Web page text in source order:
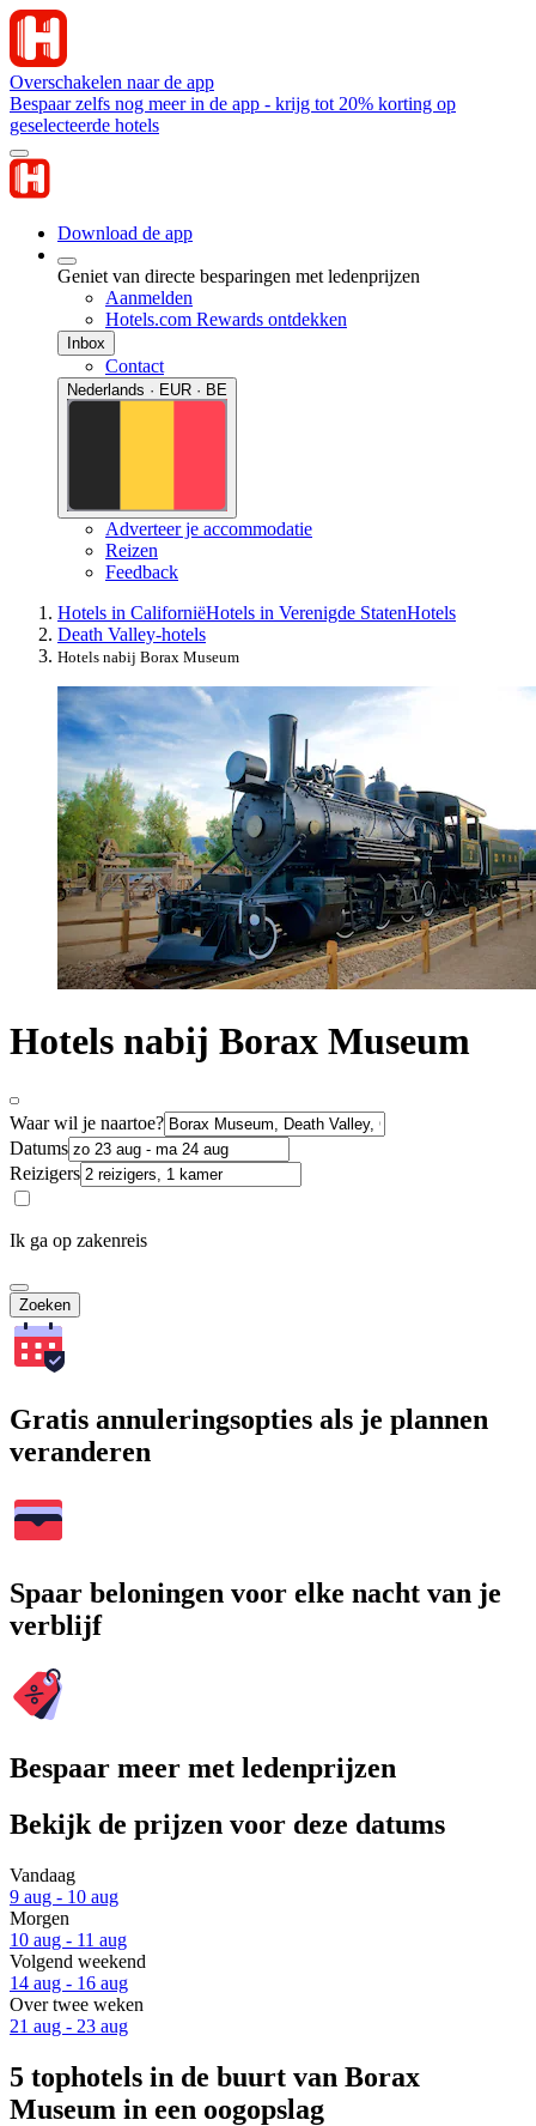
Overschakelen naar de app
Bespaar zelfs nog meer in de app - krijg tot 20% korting op
geselecteerde hotels
Download de app
Geniet van directe besparingen met ledenprijzen
Aanmelden
Hotels.com Rewards ontdekken
Inbox
Contact
Nederlands · EUR · BE
Adverteer je accommodatie
Reizen
Feedback
Hotels in CaliforniëHotels in Verenigde StatenHotels
Death Valley-hotels
Hotels nabij Borax Museum
Hotels nabij Borax Museum
Waar wil je naartoe?
Datums
Reizigers
Ik ga op zakenreis
Zoeken
Gratis annuleringsopties als je plannen
veranderen
Spaar beloningen voor elke nacht van je
verblijf
Bespaar meer met ledenprijzen
Bekijk de prijzen voor deze datums
Vandaag
9 aug - 10 aug
Morgen
10 aug - 11 aug
Volgend weekend
14 aug - 16 aug
Over twee weken
21 aug - 23 aug
5 tophotels in de buurt van Borax
Museum in een oogopslag